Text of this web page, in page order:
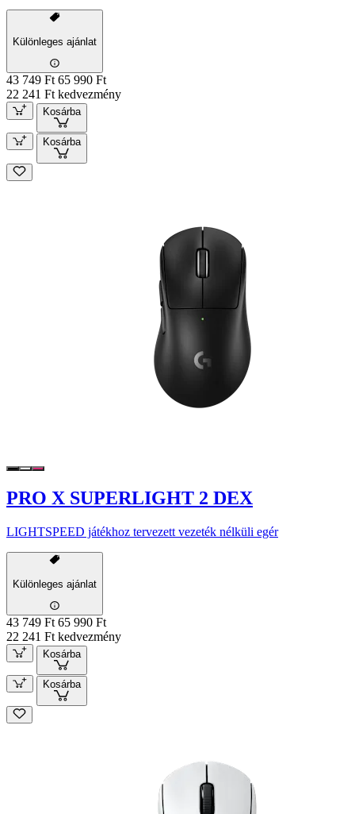
Különleges ajánlat
43 749 Ft 65 990 Ft
22 241 Ft kedvezmény
Kosárba
Kosárba
PRO X SUPERLIGHT 2 DEX
LIGHTSPEED játékhoz tervezett vezeték nélküli egér
Különleges ajánlat
43 749 Ft 65 990 Ft
22 241 Ft kedvezmény
Kosárba
Kosárba